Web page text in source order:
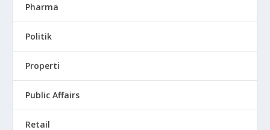
Pharma
Politik
Properti
Public Affairs
Retail